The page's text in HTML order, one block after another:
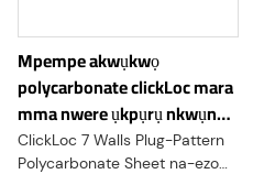
Mpempe akwụkwọ
polycarbonate clickLoc mara
mma nwere ụkpụrụ nkwụnye
mgbidi 7 maka nkebi mgbidi
ClickLoc 7 Walls Plug-Pattern
Polycarbonate Sheet na-ezo